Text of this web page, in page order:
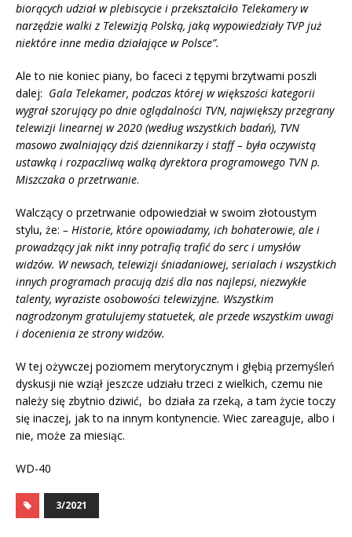
biorących udział w plebiscycie i przekształciło Telekamery w
narzędzie walki z Telewizją Polską, jaką wypowiedziały TVP już
niektóre inne media działające w Polsce”.
Ale to nie koniec piany, bo faceci z tępymi brzytwami poszli
dalej: Gala Telekamer, podczas której w większości kategorii
wygrał szorujący po dnie oglądalności TVN, największy przegrany
telewizji linearnej w 2020 (według wszystkich badań), TVN
masowo zwalniający dziś dziennikarzy i staff – była oczywistą
ustawką i rozpaczliwą walką dyrektora programowego TVN p.
Miszczaka o przetrwanie.
Walczący o przetrwanie odpowiedział w swoim złotoustym
stylu, że: – Historie, które opowiadamy, ich bohaterowie, ale i
prowadzący jak nikt inny potrafią trafić do serc i umysłów
widzów. W newsach, telewizji śniadaniowej, serialach i wszystkich
innych programach pracują dziś dla nas najlepsi, niezwykłe
talenty, wyraziste osobowości telewizyjne. Wszystkim
nagrodzonym gratulujemy statuetek, ale przede wszystkim uwagi
i docenienia ze strony widzów.
W tej ożywczej poziomem merytorycznym i głębią przemyśleń
dyskusji nie wziął jeszcze udziału trzeci z wielkich, czemu nie
należy się zbytnio dziwić, bo działa za rzeką, a tam życie toczy
się inaczej, jak to na innym kontynencie. Wiec zareaguje, albo i
nie, może za miesiąc.
WD-40
3/2021